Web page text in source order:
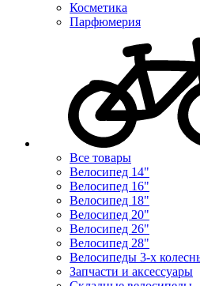
Косметика
Парфюмерия
Все товары
Велосипед 14"
Велосипед 16"
Велосипед 18"
Велосипед 20"
Велосипед 26"
Велосипед 28"
Велосипеды 3-х
Запчасти и аксессуары